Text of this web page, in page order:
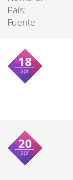
País:
Fuente:
18
apr
20
apr